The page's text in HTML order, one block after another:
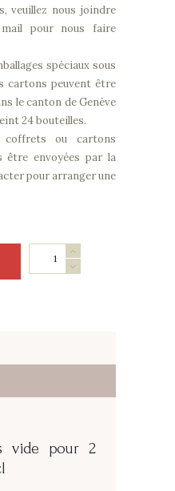
veuillez nous joindre
pour nous faire
spéciaux sous
cartons peuvent être
le canton de Genève
24 bouteilles.
coffrets ou cartons
être envoyées par la
pour arranger une
Coffret
en
bouteilles
vide pour 2